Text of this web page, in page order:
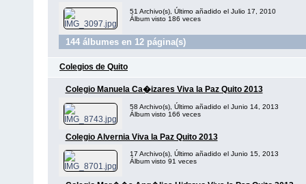
51 Archivo(s), Último añadido el Julio 17, 2010
Álbum visto 186 veces
144 álbumes en 12 página(s)
Colegios de Quito
Colegio Manuela Ca�izares Viva la Paz Quito 2013
58 Archivo(s), Último añadido el Junio 14, 2013
Álbum visto 166 veces
Colegio Alvernia Viva la Paz Quito 2013
17 Archivo(s), Último añadido el Junio 15, 2013
Álbum visto 91 veces